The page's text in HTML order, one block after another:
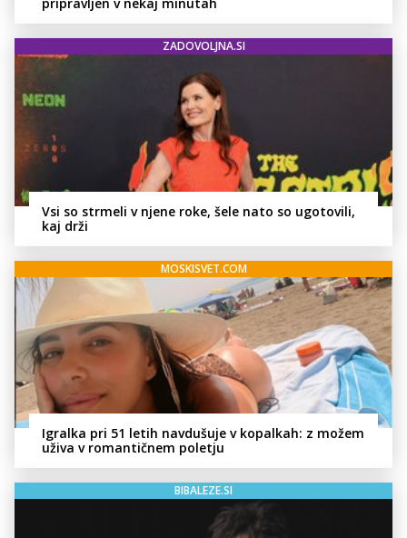
pripravljen v nekaj minutah
ZADOVOLJNA.SI
Vsi so strmeli v njene roke, šele nato so ugotovili,
kaj drži
MOSKISVET.COM
Igralka pri 51 letih navdušuje v kopalkah: z možem
uživa v romantičnem poletju
BIBALEZE.SI